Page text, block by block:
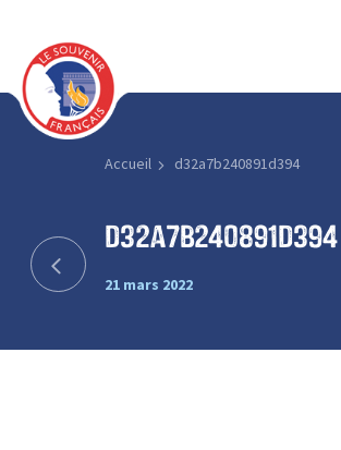
Accueil d32a7b240891d394
d32a7b240891d394
21 mars 2022